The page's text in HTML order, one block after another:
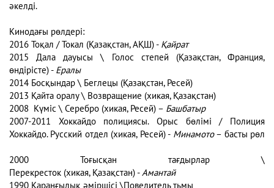
әкелді.
Кинодағы рөлдері:
2016 Тоқал / Токал (Қазақстан, АҚШ) - Қайрат
2015 Дала дауысы \ Голос степей (Қазақстан, Франция,
өндірісте) - Ералы
2014 Босқындар \ Беглецы (Қазақстан, Ресей)
2013 Қайта оралу \ Возвращение (хикая, Қазақстан)
2008 Күміс \ Серебро (хикая, Ресей) – Башбатыр
2007-2011 Хоккайдо полициясы. Орыс бөлімі / Полиция
Хоккайдо. Русский отдел (хикая, Ресей) - Минамото– басты рөл
2000 Тоғысқан тағдырлар \
Перекресток (хикая, Қазақстан) -Амантай